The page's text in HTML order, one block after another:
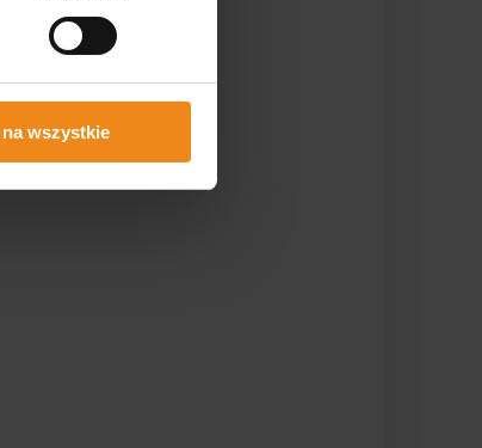
wszystkie